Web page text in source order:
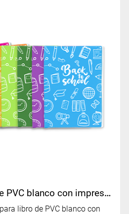
Portada de libro de PVC blanco con impresión monocromática MFB-506
libro de PVC blanco con